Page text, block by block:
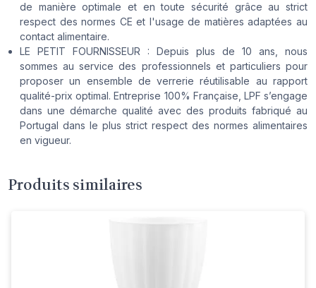
de manière optimale et en toute sécurité grâce au strict
respect des normes CE et l'usage de matières adaptées au
contact alimentaire.
LE PETIT FOURNISSEUR : Depuis plus de 10 ans, nous
sommes au service des professionnels et particuliers pour
proposer un ensemble de verrerie réutilisable au rapport
qualité-prix optimal. Entreprise 100% Française, LPF s’engage
dans une démarche qualité avec des produits fabriqué au
Portugal dans le plus strict respect des normes alimentaires
en vigueur.
Produits similaires